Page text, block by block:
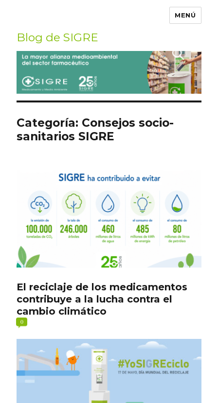
MENÚ
Blog de SIGRE
Buscar
por:
Categoría: Consejos socio-
sanitarios SIGRE
El reciclaje de los medicamentos
contribuye a la lucha contra el
cambio climático
0